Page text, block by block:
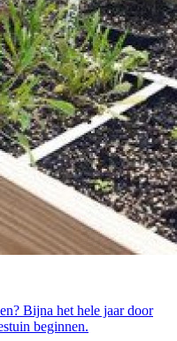
Bijna het hele jaar door
beginnen.